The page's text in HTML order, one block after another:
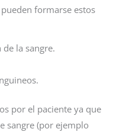
formarse estos
la sangre.
por el paciente ya que
sangre (por ejemplo